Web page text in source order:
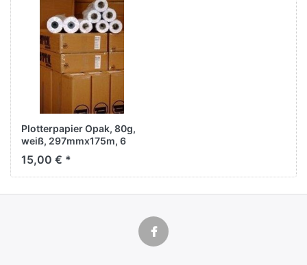
Plotterpapier Opak, 80g,
weiß, 297mmx175m, 6
Rollen/KT, Kern 76mm
(3'')
15,00 € *